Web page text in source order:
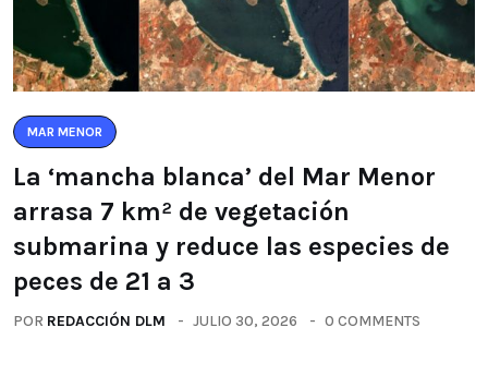
MAR MENOR
La ‘mancha blanca’ del Mar Menor
arrasa 7 km² de vegetación
submarina y reduce las especies de
peces de 21 a 3
POR REDACCIÓN DLM JULIO 30, 2026 0 COMMENTS